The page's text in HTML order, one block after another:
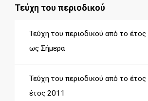
Τεύχη του περιοδικού
Τεύχη του περιοδικού από το
ως Σήμερα
Τεύχη του περιοδικού από το
έτος 2011